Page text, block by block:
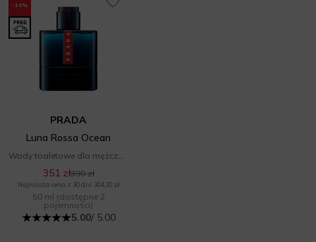
-10%
PRADA
Luna Rossa Ocean
351 zł390 zł
Najniższa cena z 30 dni: 304,20 zł
50 ml (dostępne 2
pojemności)
5.00/ 5.00